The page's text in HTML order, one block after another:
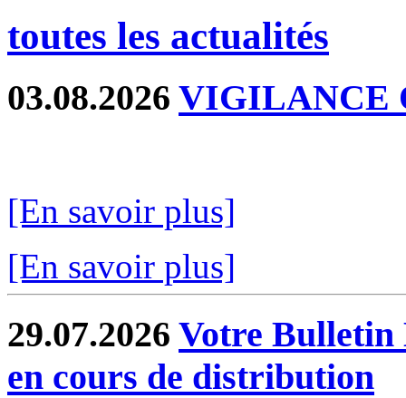
toutes les actualités
03.08.2026 VIGILANCE
[En savoir plus]
[En savoir plus]
29.07.2026 Votre
en cours de distribution